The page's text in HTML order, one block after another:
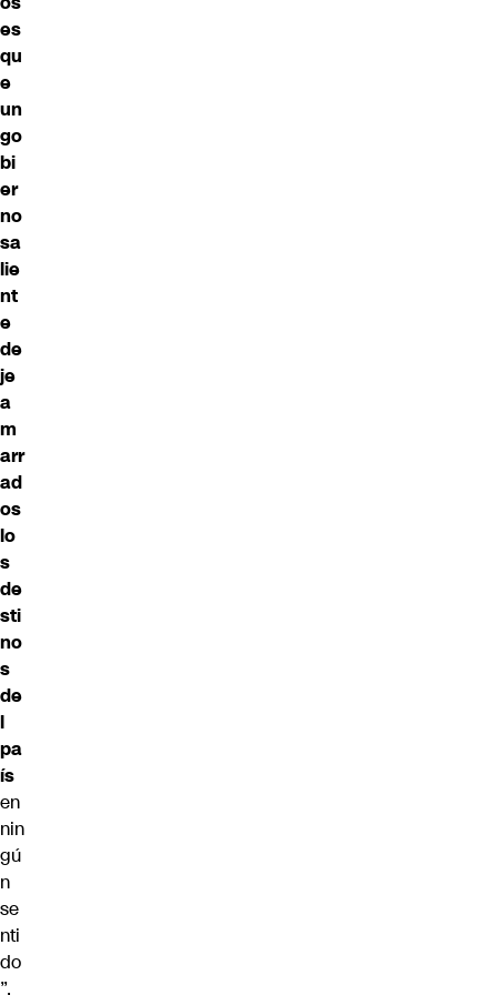
es
qu
e
un
go
bi
er
no
sa
lie
nt
e
de
je
a
m
arr
ad
os
lo
s
de
sti
no
s
de
l
pa
ís
en
nin
gú
n
se
nti
do
”.